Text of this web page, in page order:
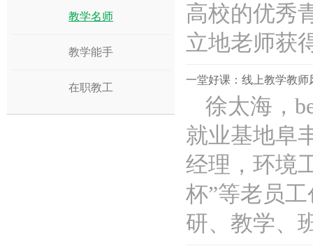
教学名师
教学能手
在职教工
高校的优秀
立地老师获
一堂好课：线上教学教
徐太海，
就业基地阜
经理，环境
杯”等老员
研、教学、